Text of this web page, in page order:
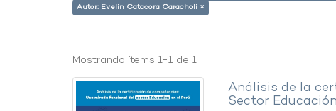
Autor: Evelin Catacora Caracholi ×
Mostrando ítems 1-1 de 1
Análisis de la
Sector